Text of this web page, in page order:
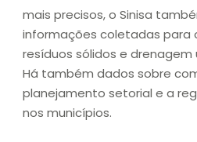
mais precisos, o Sinisa
informações coletadas para
resíduos sólidos e drenagem
Há também dados sobre
planejamento setorial e a
nos municípios.